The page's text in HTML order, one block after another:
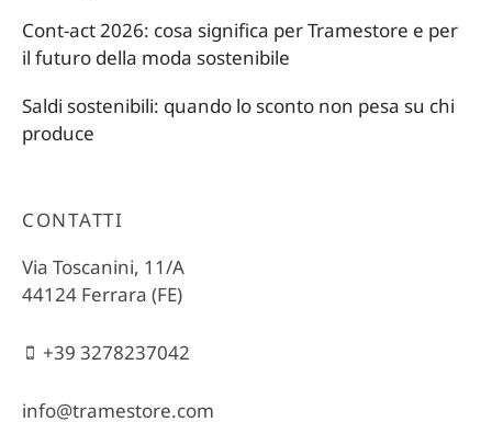
Cont-act 2026: cosa significa per Tramestore e per
il futuro della moda sostenibile
Saldi sostenibili: quando lo sconto non pesa su chi
produce
CONTATTI
Via Toscanini, 11/A
44124 Ferrara (FE)
+39 3278237042
info@tramestore.com